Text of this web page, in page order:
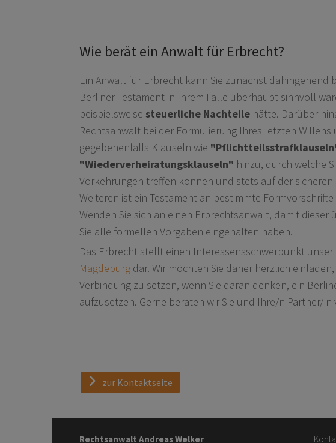
Wie berät ein Anwalt für Erbrecht?
Ein Anwalt für Erbrecht kann Sie zunächst dahingehend
Berliner Testament in Ihrem Falle überhaupt sinnvoll
beispielsweise steuerliche Nachteile hätte. Darüber
Rechtsanwalt bei der Formulierung Ihres letzten Willens
gegebenenfalls Klauseln wie
"Wiederverheiratungsklauseln" hinzu, durch welche
Vorkehrungen treffen können und stets auf der sicheren
Weiteren ist ein Testament an bestimmte
Wenden Sie sich an einen Erbrechtsanwalt, damit dieser
Sie alle formellen Vorgaben eingehalten haben.
Das Erbrecht stellt einen Interessensschwerpunkt unser
Magdeburg dar. Wir möchten Sie daher herzlich
Verbindung zu setzen, wenn Sie daran denken, ein
aufzusetzen. Gerne beraten wir Sie und Ihre/n Partner/
zur Kontaktseite
Rechtsanwalt Andreas Welker